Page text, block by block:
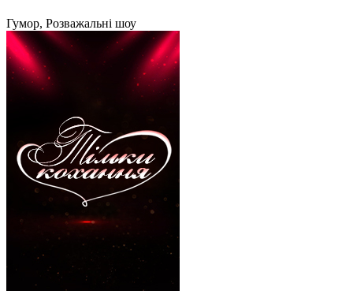
Гумор, Розважальні шоу